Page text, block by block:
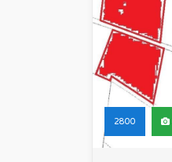
2800